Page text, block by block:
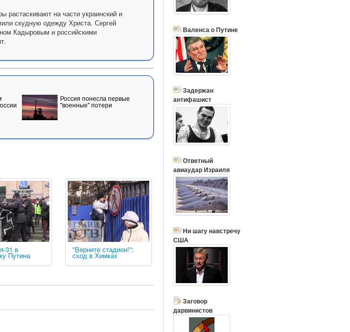
растаскивают на части украинский и
скудную одежду Христа. Сергей
Кадыровым и российскими
Россия понесла первые
"военные" потери
31 в
Путина
"Верните стадион!":
сход в Химках
Валенса о Путине
Задержан
антифашист
Ответный
авиаудар Израиля
Ни шагу навстречу
США
Заговор
дарвинистов